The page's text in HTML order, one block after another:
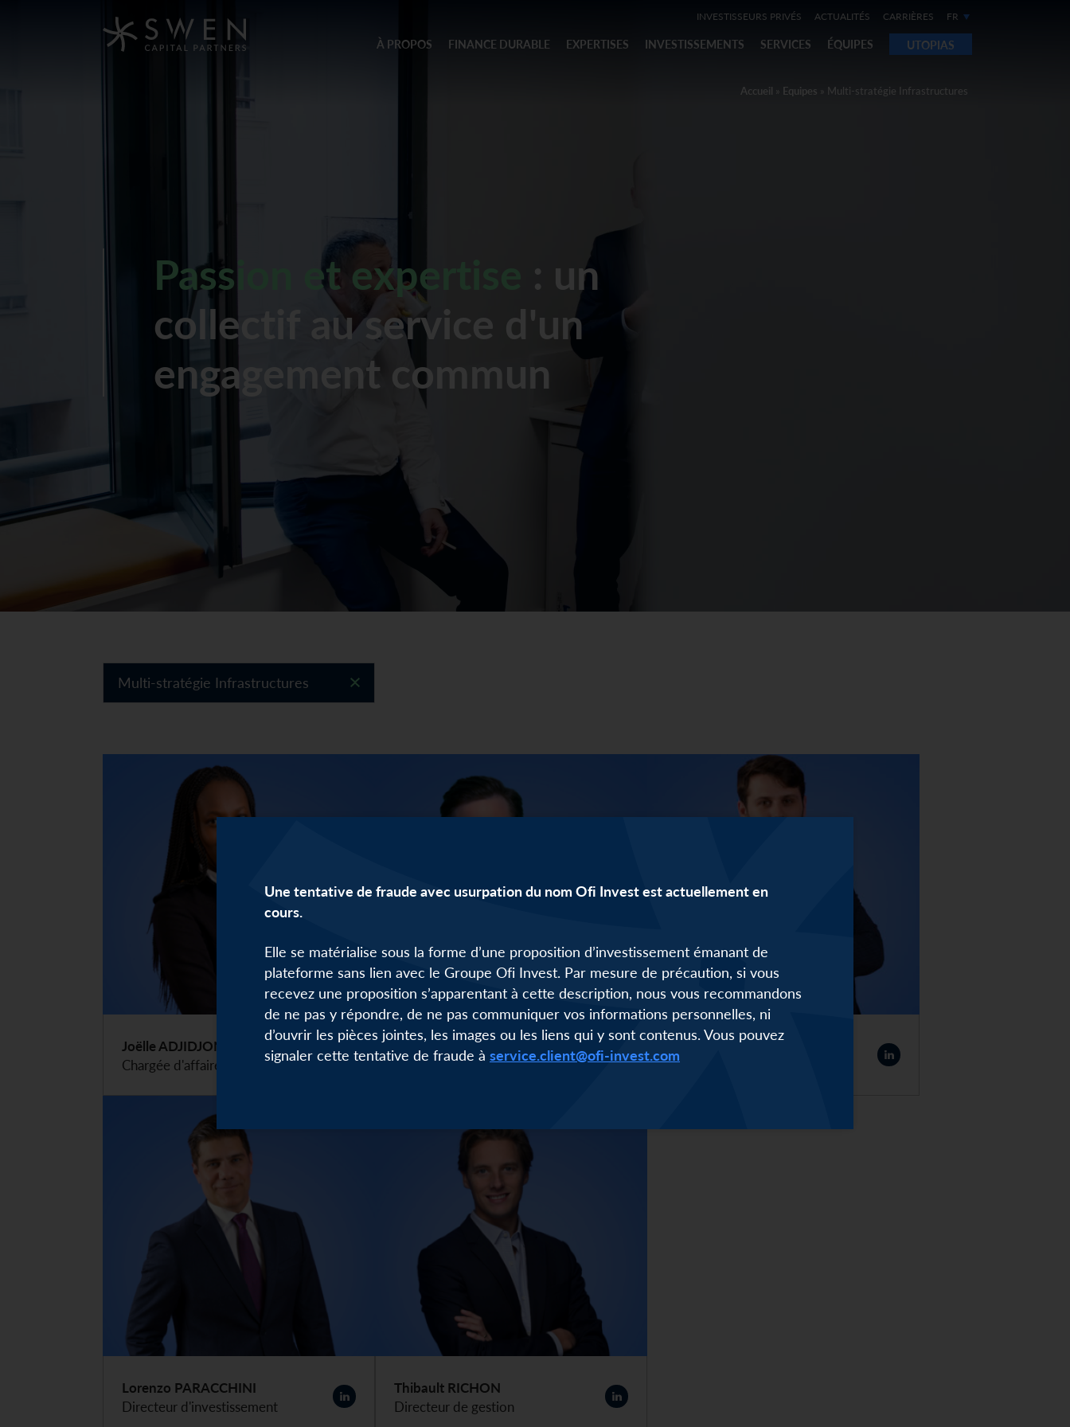
INVESTISSEURS PRIVÉS ACTUALITÉS CARRIÈRES FR
À PROPOS FINANCE DURABLE EXPERTISES INVESTISSEMENTS SERVICES ÉQUIPES UTOPIAS
Passion et expertise
: un
collectif au service d'un
engagement commun
Accueil » Equipes » Multi-stratégie Infrastructures
Multi-stratégie Infrastructures
Joëlle ADJIDJONOU
Chargée d'affaires
Anselm ELTZ
Directeur d’investissement
Hugues MENGUY
Chargé d'affaires Senior
Lorenzo PARACCHINI
Directeur d'investissement
Thibault RICHON
Directeur de gestion
Une tentative de fraude avec usurpation du nom Ofi Invest est actuellement en
cours.
Elle se matérialise sous la forme d’une proposition d’investissement émanant de
plateforme sans lien avec le Groupe Ofi Invest. Par mesure de précaution, si vous
recevez une proposition s’apparentant à cette description, nous vous recommandons
de ne pas y répondre, de ne pas communiquer vos informations personnelles, ni
d’ouvrir les pièces jointes, les images ou les liens qui y sont contenus. Vous pouvez
signaler cette tentative de fraude à service.client@ofi-invest.com